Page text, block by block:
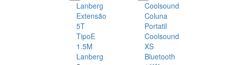
Lanberg
Extensão
5T
TipoE
1.5M
Lanberg
Coolsound
Coluna
Portatil
Coolsound
XS
Bluetooth